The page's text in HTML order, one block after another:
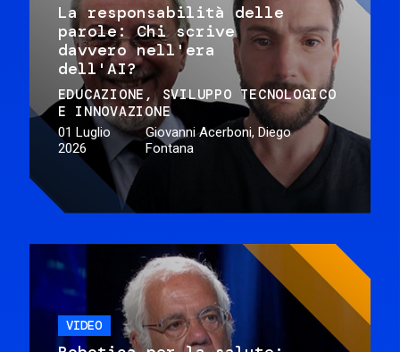
La responsabilità delle
parole: Chi scrive
davvero nell'era
dell'AI?
EDUCAZIONE
SVILUPPO TECNOLOGICO
E INNOVAZIONE
01 Luglio
2026
Giovanni Acerboni, Diego
Fontana
VIDEO